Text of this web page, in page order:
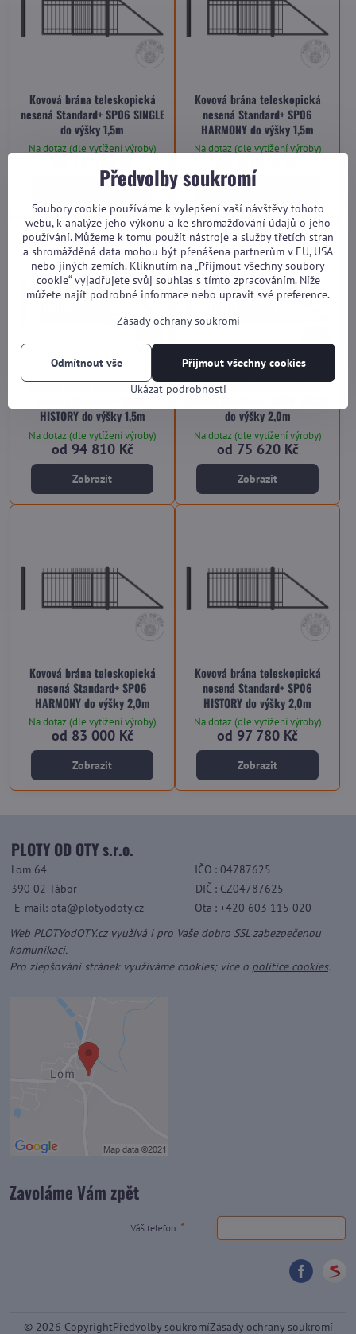
Kovová brána teleskopická
nesená Standard+ SP06 SINGLE
do výšky 1,5m
Na dotaz (dle vytížení výroby)
Kovová brána teleskopická
nesená Standard+ SP06
HARMONY do výšky 1,5m
Na dotaz (dle vytížení výroby)
Kovová brána teleskopická
HISTORY do výšky 1,5m
Na dotaz (dle vytížení výroby)
od 94 810 Kč
Zobrazit
Kovová brána teleskopická
do výšky 2,0m
Na dotaz (dle vytížení výroby)
od 75 620 Kč
Zobrazit
Kovová brána teleskopická
nesená Standard+ SP06
HARMONY do výšky 2,0m
Na dotaz (dle vytížení výroby)
od 83 000 Kč
Zobrazit
Kovová brána teleskopická
nesená Standard+ SP06
HISTORY do výšky 2,0m
Na dotaz (dle vytížení výroby)
od 97 780 Kč
Zobrazit
PLOTY OD OTY s.r.o.
Lom 64 IČO : 04787625
390 02 Tábor
DIČ : CZ04787625
E-mail: ota@plotyodoty.cz
Ota : +420 603 115 020
Web PLOTYodOTY.cz využívá i pro Vaše dobro SSL zabezpečenou
komunikaci.
Pro zlepšování stránek využíváme cookies; více o politice cookies.
Zavoláme Vám zpět
© 2026 CopyrightPředvolby soukromíZásady ochrany soukromí
Předvolby soukromí
Soubory cookie používáme k vylepšení vaší návštěvy tohoto
webu, k analýze jeho výkonu a ke shromažďování údajů o jeho
používání. Můžeme k tomu použít nástroje a služby třetích stran
a shromážděná data mohou být přenášena partnerům v EU, USA
nebo jiných zemích. Kliknutím na „Přijmout všechny soubory
cookie“ vyjadřujete svůj souhlas s tímto zpracováním. Níže
můžete najít podrobné informace nebo upravit své preference.
Zásady ochrany soukromí
Ukázat podrobnosti
Přijmout všechny cookies
Odmítnout vše